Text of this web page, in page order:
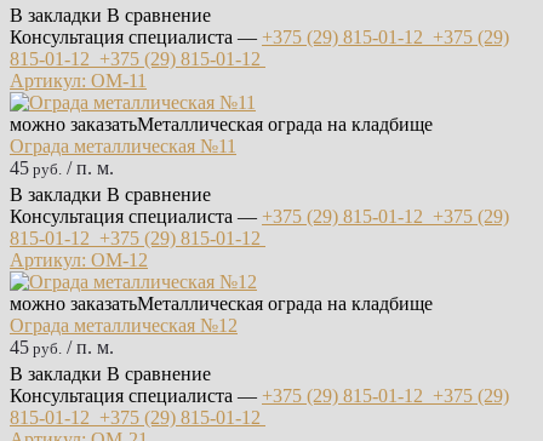
В закладки В сравнение
Консультация специалиста — +375 (29) 815-01-12 +375 (29)
815-01-12 +375 (29) 815-01-12
Артикул: ОМ-11
можно заказатьМеталлическая ограда на кладбище
Ограда металлическая №11
45 руб. / п. м.
В закладки В сравнение
Консультация специалиста — +375 (29) 815-01-12 +375 (29)
815-01-12 +375 (29) 815-01-12
Артикул: ОМ-12
можно заказатьМеталлическая ограда на кладбище
Ограда металлическая №12
45 руб. / п. м.
В закладки В сравнение
Консультация специалиста — +375 (29) 815-01-12 +375 (29)
815-01-12 +375 (29) 815-01-12